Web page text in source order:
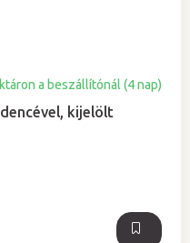
kijelölt
a beszállítónál (4 nap)